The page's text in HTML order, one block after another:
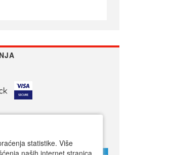
statistike. Više
naših internet stranica